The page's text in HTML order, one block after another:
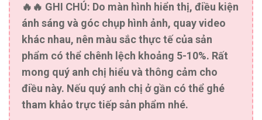
🔥🔥 GHI CHÚ: Do màn hình hiển thị, điều kiện
ánh sáng và góc chụp hình ảnh, quay video
khác nhau, nên màu sắc thực tế của sản
phẩm có thể chênh lệch khoảng 5-10%. Rất
mong quý anh chị hiểu và thông cảm cho
điều này. Nếu quý anh chị ở gần có thể ghé
tham khảo trực tiếp sản phẩm nhé.